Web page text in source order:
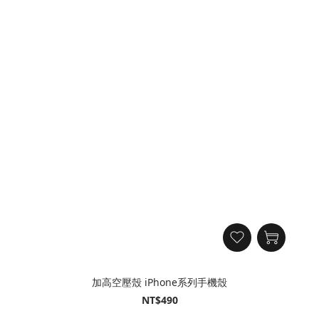
加高空壓殼 iPhone系列手機殼
NT$490